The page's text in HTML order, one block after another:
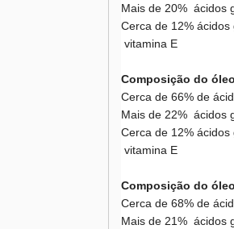
Mais de 20% ácidos
Cerca de 12%
vitamina E
Composição do
Cerca de 66% de
Mais de 22% ácidos
Cerca de 12%
vitamina E
Composição do
Cerca de 68% de
Mais de 21% ácidos